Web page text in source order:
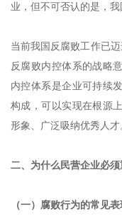
业，但不可否认的是，
当前我国反腐败工作已
反腐败内控体系的战略
内控体系是企业可持续
构成，可以实现在根源
形象、广泛吸纳优秀人才
二、为什么民营企业必
（一）腐败行为的常见